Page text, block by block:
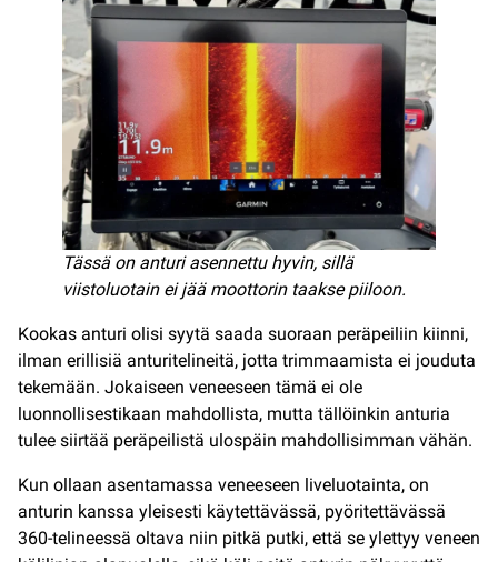
Tässä on anturi asennettu hyvin, sillä
viistoluotain ei jää moottorin taakse piiloon.
Kookas anturi olisi syytä saada suoraan peräpeiliin kiinni,
ilman erillisiä anturitelineitä, jotta trimmaamista ei jouduta
tekemään. Jokaiseen veneeseen tämä ei ole
luonnollisestikaan mahdollista, mutta tällöinkin anturia
tulee siirtää peräpeilistä ulospäin mahdollisimman vähän.
Kun ollaan asentamassa veneeseen liveluotainta, on
anturin kanssa yleisesti käytettävässä, pyöritettävässä
360-telineessä oltava niin pitkä putki, että se ylettyy veneen